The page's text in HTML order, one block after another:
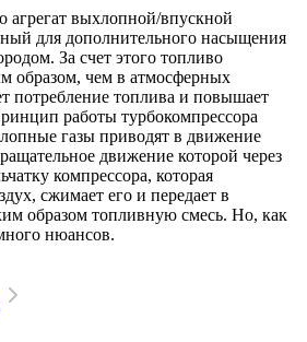
агрегат выхлопной/впускной
для дополнительного насыщения
За счет этого топливо
образом, чем в атмосферных
потребление топлива и повышает
работы турбокомпрессора
газы приводят в движение
движение которой через
компрессора, которая
сжимает его и передает в
образом топливную смесь. Но, как
нюансов.